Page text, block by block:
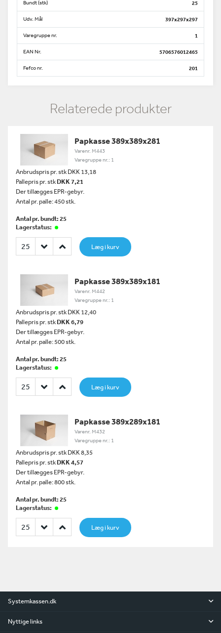
Bundt (stk) 25
Udv. Mål 397x297x297
Varegruppe nr. 1
EAN Nr. 5706576012465
Fefco nr. 201
Relaterede produkter
Papkasse 389x389x281
Varenr. M443
Varegruppe nr.: 1
Anbrudspris pr. stk DKK 13,18
Pallepris pr. stkDKK 7,21
Der tillægges EPR-gebyr.
Antal pr. palle: 450 stk.
Antal pr. bundt: 25
Lagerstatus:
Læg i kurv
Papkasse 389x389x181
Varenr. M442
Varegruppe nr.: 1
Anbrudspris pr. stk DKK 12,40
Pallepris pr. stkDKK 6,79
Der tillægges EPR-gebyr.
Antal pr. palle: 500 stk.
Antal pr. bundt: 25
Lagerstatus:
Læg i kurv
Papkasse 389x289x181
Varenr. M432
Varegruppe nr.: 1
Anbrudspris pr. stk DKK 8,35
Pallepris pr. stkDKK 4,57
Der tillægges EPR-gebyr.
Antal pr. palle: 800 stk.
Antal pr. bundt: 25
Lagerstatus:
Læg i kurv
Systemkassen.dk
Nyttige links